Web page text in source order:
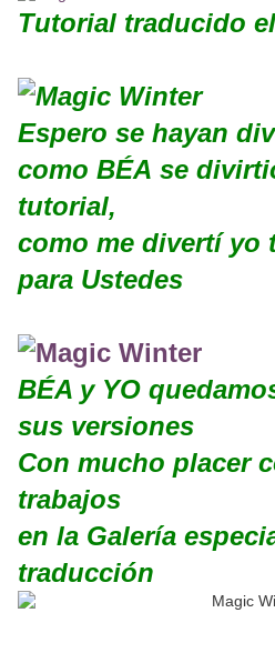
Tutorial traducido el
Espero se hayan
como BÉA se
tutorial,
como me divertí yo
para Ustedes
BÉA y YO
sus versiones
Con mucho placer
trabajos
en la Galería
traducción